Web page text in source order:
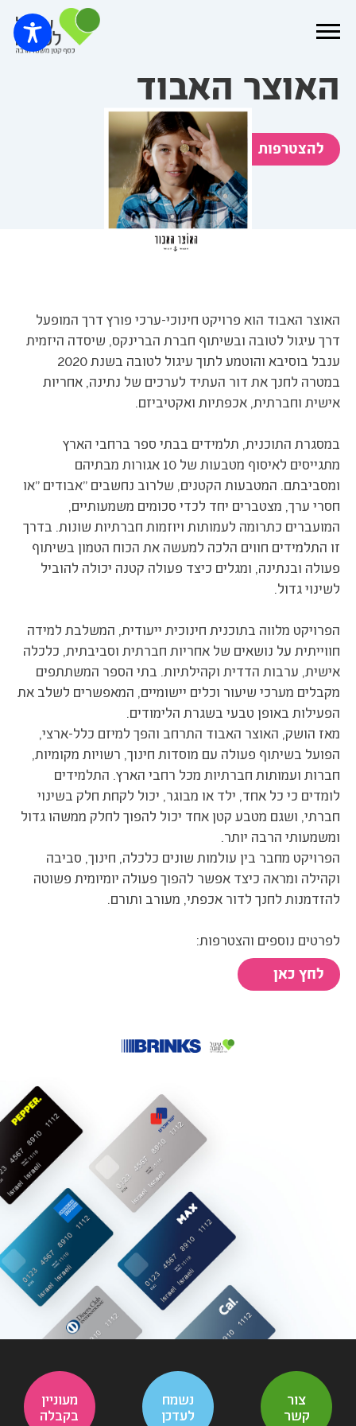
האוצר האבוד
להצטרפות
האוצר האבוד הוא פרויקט חינוכי-ערכי פורץ דרך המופעל
דרך עיגול לטובה ובשיתוף חברת הברינקס, שיסדה היזמית
ענבל בוסיבא והוטמע לתוך עיגול לטובה בשנת 2020
במטרה לחנך את דור העתיד לערכים של נתינה, אחריות
אישית וחברתית, אכפתיות ואקטיביזם.
במסגרת התוכנית, תלמידים בבתי ספר ברחבי הארץ
מתגייסים לאיסוף מטבעות של 10 אגורות מבתיהם
ומסביבתם. המטבעות הקטנים, שלרוב נחשבים "אבודים "או
חסרי ערך, מצטברים יחד לכדי סכומים משמעותיים,
המועברים כתרומה לעמותות ויוזמות חברתיות שונות. בדרך
זו התלמידים חווים הלכה למעשה את הכוח הטמון בשיתוף
פעולה ובנתינה, ומגלים כיצד פעולה קטנה יכולה להוביל
לשינוי גדול.
הפרויקט מלווה בתוכנית חינוכית ייעודית, המשלבת למידה
חווייתית על נושאים של אחריות חברתית וסביבתית, כלכלה
אישית, ערבות הדדית וקהילתיות. בתי הספר המשתתפים
מקבלים מערכי שיעור וכלים יישומיים, המאפשרים לשלב את
הפעילות באופן טבעי בשגרת הלימודים.
מאז הושק, האוצר האבוד התרחב והפך למיזם כלל-ארצי,
הפועל בשיתוף פעולה עם מוסדות חינוך, רשויות מקומיות,
חברות ועמותות חברתיות מכל רחבי הארץ. התלמידים
לומדים כי כל אחד, ילד או מבוגר, יכול לקחת חלק בשינוי
חברתי, ושגם מטבע קטן אחד יכול להפוך לחלק ממשהו גדול
ומשמעותי הרבה יותר.
הפרויקט מחבר בין עולמות שונים כלכלה, חינוך, סביבה
וקהילה ומראה כיצד אפשר להפוך פעולה יומיומית פשוטה
להזדמנות לחנך לדור אכפתי, מעורב ותורם.
לפרטים נוספים והצטרפות:
לחץ כאן
צור
קשר
נשמח
לעדכן
מעוניין
בקבלה